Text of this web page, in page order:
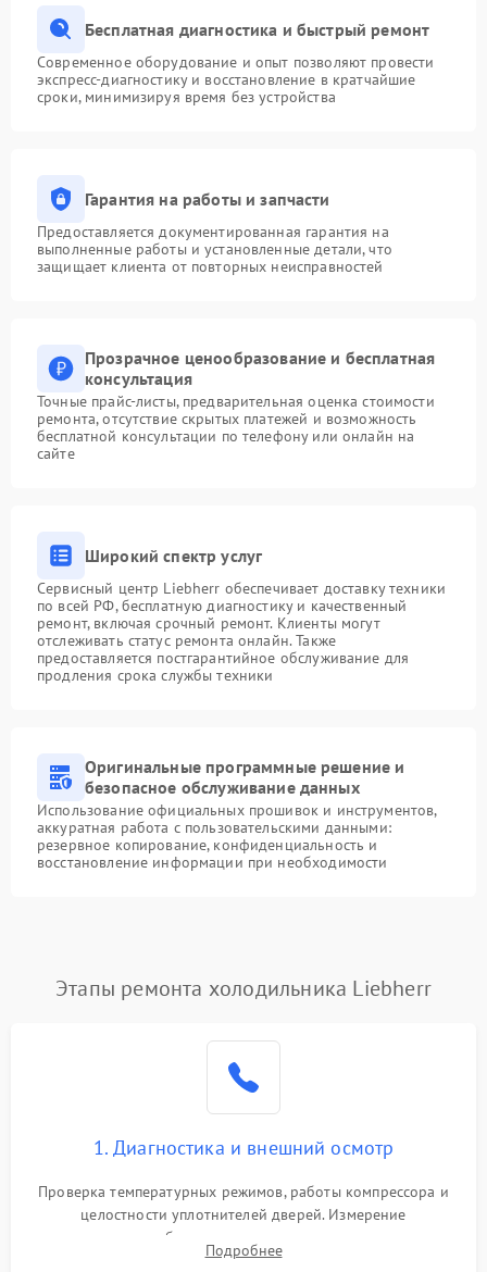
Бесплатная диагностика и быстрый ремонт
Современное оборудование и опыт позволяют провести
экспресс-диагностику и восстановление в кратчайшие
сроки, минимизируя время без устройства
Гарантия на работы и запчасти
Предоставляется документированная гарантия на
выполненные работы и установленные детали, что
защищает клиента от повторных неисправностей
Прозрачное ценообразование и бесплатная
консультация
Точные прайс-листы, предварительная оценка стоимости
ремонта, отсутствие скрытых платежей и возможность
бесплатной консультации по телефону или онлайн на
сайте
Широкий спектр услуг
Сервисный центр Liebherr обеспечивает доставку техники
по всей РФ, бесплатную диагностику и качественный
ремонт, включая срочный ремонт. Клиенты могут
отслеживать статус ремонта онлайн. Также
предоставляется постгарантийное обслуживание для
продления срока службы техники
Оригинальные программные решение и
безопасное обслуживание данных
Использование официальных прошивок и инструментов,
аккуратная работа с пользовательскими данными:
резервное копирование, конфиденциальность и
восстановление информации при необходимости
Этапы ремонта холодильника Liebherr
1. Диагностика и внешний осмотр
Проверка температурных режимов, работы компрессора и
целостности уплотнителей дверей. Измерение
сопротивления обмоток мотора, проверка термостата и
считывание кодов ошибок с электронного дисплея.
Подробнее